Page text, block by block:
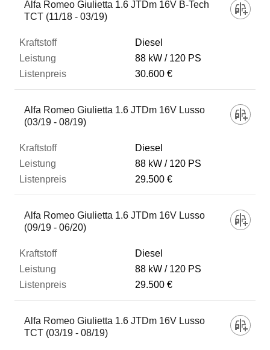
Alfa Romeo Giulietta 1.6 JTDm 16V B-Tech
TCT (11/18 - 03/19)
Diesel
88 kW
120 PS
30.600 €
Alfa Romeo Giulietta 1.6 JTDm 16V Lusso
(03/19 - 08/19)
Diesel
88 kW
120 PS
29.500 €
Alfa Romeo Giulietta 1.6 JTDm 16V Lusso
(09/19 - 06/20)
Diesel
88 kW
120 PS
29.500 €
Alfa Romeo Giulietta 1.6 JTDm 16V Lusso
TCT (03/19 - 08/19)